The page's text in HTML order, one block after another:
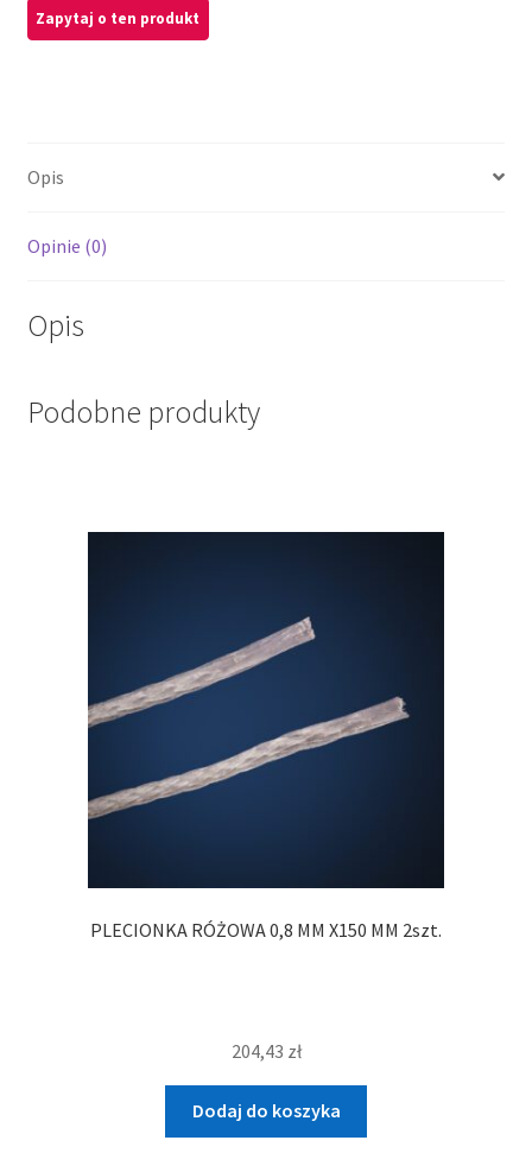
Opis
Opinie (0)
Opis
Podobne produkty
PLECIONKA RÓŻOWA 0,8 MM X150 MM 2szt.
204,43 zł
Dodaj do koszyka